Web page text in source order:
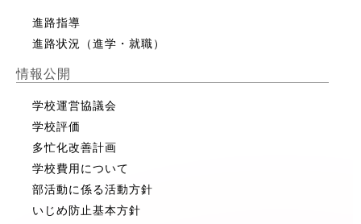
進路指導
進路状況（進学・就職）
情報公開
学校運営協議会
学校評価
多忙化改善計画
学校費用について
部活動に係る活動方針
いじめ防止基本方針